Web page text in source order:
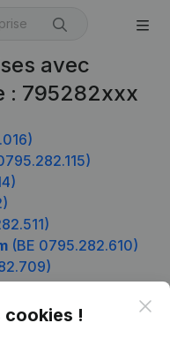
avec
: 795282xxx
(BE 0795.282.610)
cookies !